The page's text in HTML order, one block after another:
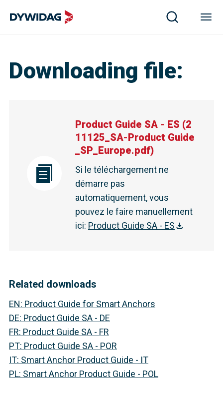
Downloading file:
Product Guide SA - ES (2
11125_SA-Product Guide
_SP_Europe.pdf)
Si le téléchargement ne
démarre pas
automatiquement, vous
pouvez le faire manuellement
ici: Product Guide SA - ES
Related downloads
EN: Product Guide for Smart Anchors
DE: Product Guide SA - DE
FR: Product Guide SA - FR
PT: Product Guide SA - POR
IT: Smart Anchor Product Guide - IT
PL: Smart Anchor Product Guide - POL